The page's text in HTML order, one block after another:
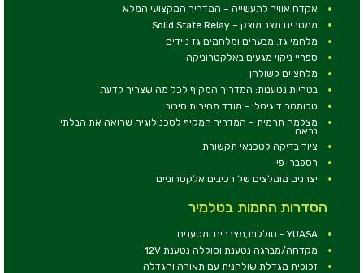
אקדח אוויר לתעשייה – המדריך המקצועי המלא
ממסרים מצב מוצק – Solid State Relay
מלחמי גז: מבערים ומלחמים גז ניידים
ספריי ניקוי מגעים באלקטרוניקה
מלחציים לשולחן
בטריות נטענות: המדריך המקיף לכל מה שצריך לדעת
טכומטר דיגיטלי - מודד מהירות סיבוב
מצלמה תרמית – המדריך המקיף לטכנולוגיה שרואה את הבלתי
נראה
ציוד בדיקה לטכנאי תקשורת
רספברי פיי
יצרנים מומלצים של רכיבים אלקטרוניים
הסדרות החמות בטלמיר
YUASA - סוללות,מצברים ומטענים
מקדחה/מברגה נטענת וסוללה נטענת 12V
זכוכית מגדלת שולחנית עם תאורה והגדלה